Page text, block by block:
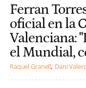
Ferran
oficial en la
Valenciana:
el Mundial,
Raquel Granell Dani